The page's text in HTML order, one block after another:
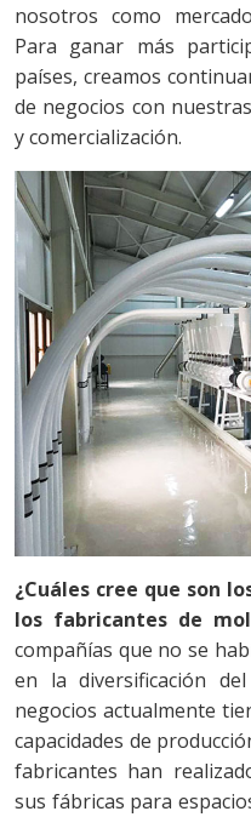
nosotros como
Para ganar más
países, creamos
de negocios con
y comercialización.
¿Cuáles cree que son
los fabricantes de
compañías que no se
en la diversificación
negocios actualmente
capacidades de
fabricantes han
sus fábricas para